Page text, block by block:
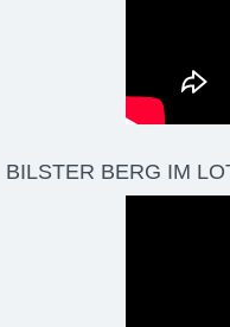
BILSTER BERG IM